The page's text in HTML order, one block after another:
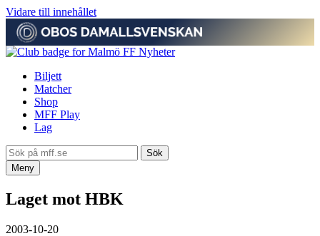
Vidare till innehållet
Nyheter
Biljett
Matcher
Shop
MFF Play
Lag
Meny
Laget mot HBK
2003-10-20